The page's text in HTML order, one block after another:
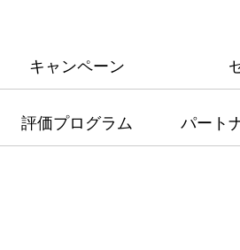
キャンペーン
評価プログラム パート